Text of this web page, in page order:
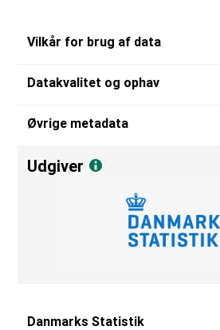
Vilkår for brug af data
Datakvalitet og ophav
Øvrige metadata
Udgiver
Danmarks Statistik